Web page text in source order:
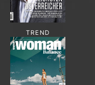
TREND